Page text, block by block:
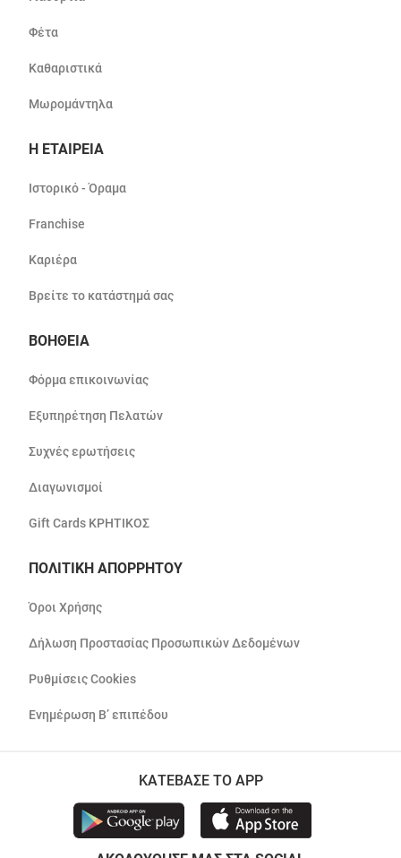
Φέτα
Καθαριστικά
Μωρομάντηλα
Η ΕΤΑΙΡΕΙΑ
Ιστορικό - Όραμα
Franchise
Καριέρα
Βρείτε το κατάστημά σας
ΒΟΗΘΕΙΑ
Φόρμα επικοινωνίας
Εξυπηρέτηση Πελατών
Συχνές ερωτήσεις
Διαγωνισμοί
Gift Cards ΚΡΗΤΙΚΟΣ
ΠΟΛΙΤΙΚΗ ΑΠΟΡΡΗΤΟΥ
Όροι Χρήσης
Δήλωση Προστασίας Προσωπικών Δεδομένων
Ρυθμίσεις Cookies
Ενημέρωση Β’ επιπέδου
ΚΑΤΕΒΑΣΕ ΤΟ APP